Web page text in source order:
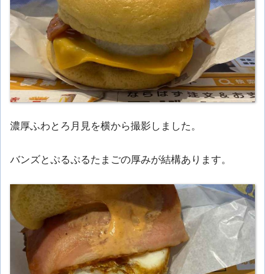
濃厚ふわとろ月見を横から撮影しました。
バンズとぷるぷるたまごの厚みが結構あります。